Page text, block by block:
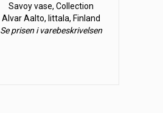
Savoy vase, Collection
Alvar Aalto, Iittala, Finland
Se prisen i varebeskrivelsen